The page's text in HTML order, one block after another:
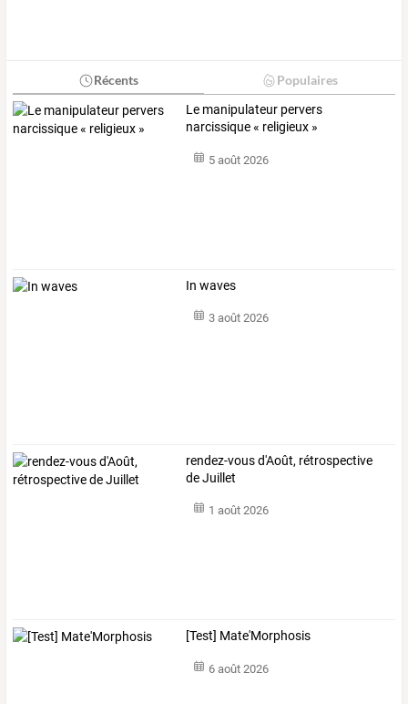
Récents Populaires
Le manipulateur pervers
narcissique « religieux »
5 août 2026
In waves
3 août 2026
rendez-vous d'Août, rétrospective
de Juillet
1 août 2026
[Test] Mate'Morphosis
6 août 2026